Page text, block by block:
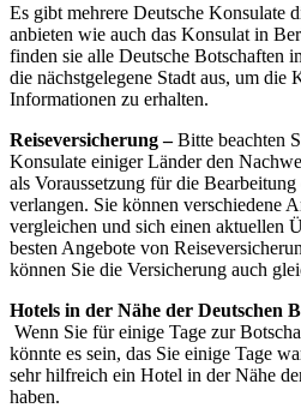
Es gibt mehrere Deutsche Konsulate
anbieten wie auch das Konsulat in
finden sie alle Deutsche Botschaften
die nächstgelegene Stadt aus, um die
Informationen zu erhalten.
Reiseversicherung –Bitte beachten
Konsulate einiger Länder den
als Voraussetzung für die
verlangen. Sie können verschiedene
vergleichen und sich einen aktuellen
besten Angebote von
können Sie die Versicherung auch
Hotels in der Nähe der Deutschen
Wenn Sie für einige Tage zur
könnte es sein, das Sie einige Tage
sehr hilfreich ein Hotel in der Nähe
haben.